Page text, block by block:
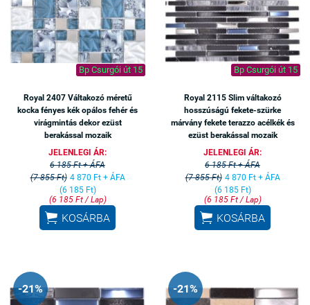
Bp Csurgói út 15
Royal 2407 Váltakozó méretű
kocka fényes kék opálos fehér és
virágmintás dekor ezüst
berakással mozaik
JELENLEGI ÁR:
6 185 Ft + ÁFA
(7 855 Ft) 4 870 Ft + ÁFA
(6 185 Ft)
(6 185 Ft / Lap)
 KOSÁRBA
Bp Csurgói út 15
Royal 2115 Slim váltakozó
hosszúságú fekete-szürke
márvány fekete terazzo acélkék és
ezüst berakással mozaik
JELENLEGI ÁR:
6 185 Ft + ÁFA
(7 855 Ft) 4 870 Ft + ÁFA
(6 185 Ft)
(6 185 Ft / Lap)
 KOSÁRBA
-21% -21%